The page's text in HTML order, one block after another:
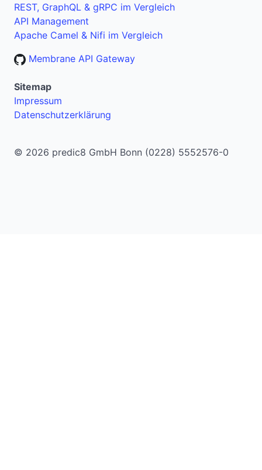
REST, GraphQL & gRPC im Vergleich
API Management
Apache Camel & Nifi im Vergleich
Membrane API Gateway
Sitemap
Impressum
Datenschutzerklärung
© 2026 predic8 GmbH Bonn (0228) 5552576-0